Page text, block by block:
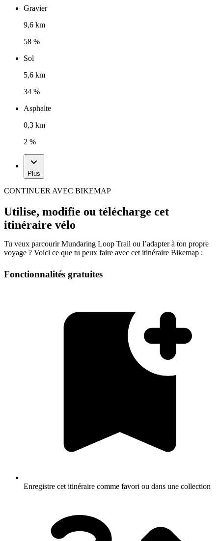
Gravier
9,6 km
58 %
Sol
5,6 km
34 %
Asphalte
0,3 km
2 %
Plus
CONTINUER AVEC BIKEMAP
Utilise, modifie ou télécharge cet
itinéraire vélo
Tu veux parcourir Mundaring Loop Trail ou l’adapter à ton propre
voyage ? Voici ce que tu peux faire avec cet itinéraire Bikemap :
Fonctionnalités gratuites
Enregistre cet itinéraire comme favori ou dans une collection